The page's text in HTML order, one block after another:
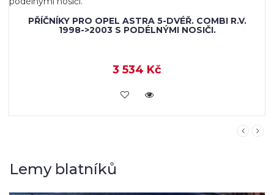
PŘÍČNÍKY PRO OPEL ASTRA 5-DVÉŘ. COMBI R.V.
1998->2003 S PODÉLNÝMI NOSIČI.
3 534 Kč
KOUPIT
Lemy blatníků